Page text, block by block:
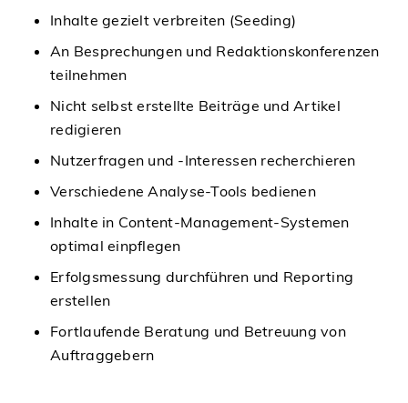
Inhalte gezielt verbreiten (Seeding)
An Besprechungen und Redaktionskonferenzen
teilnehmen
Nicht selbst erstellte Beiträge und Artikel
redigieren
Nutzerfragen und -Interessen recherchieren
Verschiedene Analyse-Tools bedienen
Inhalte in Content-Management-Systemen
optimal einpflegen
Erfolgsmessung durchführen und Reporting
erstellen
Fortlaufende Beratung und Betreuung von
Auftraggebern